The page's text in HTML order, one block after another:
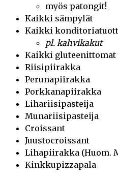
PAKASTEMYYNNIT
HAUSKAA VAPPUA! (26.4.2023)
TIEDOTE FUUSIOSTA
VARAINKERUU
HYVÄÄ KESÄÄ! (15.7.2022)
TILAA VAPPUTUOTTEET NYT!
KESÄTYÖHAKU 2022 ON
ALKUVUODEN KAUSIHERKUT
myös patongit!
Kaikki sämpylät
Kaikki
pl. kahvikakut
Kaikki gluteenittomat
Riisipiirakka
Perunapiirakka
Porkkanapiirakka
Lihariisipasteija
Munariisipasteija
Croissant
Juustocroissant
Lihapiirakka (Huom.
Kinkkupizzapala